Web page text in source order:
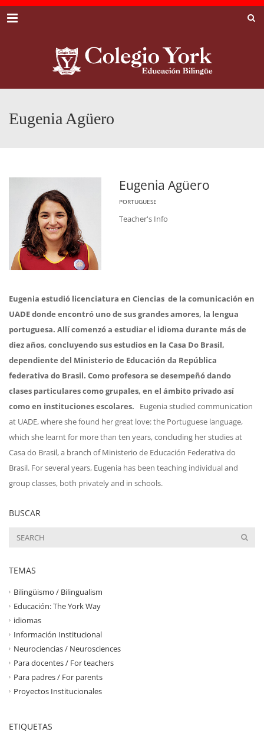
Menu
Eugenia Agüero
Eugenia Agüero
PORTUGUESE
Teacher's Info
Eugenia estudió licenciatura en Ciencias de la comunicación en
UADE donde encontró uno de sus grandes amores, la lengua
portuguesa. Allí comenzó a estudiar el idioma durante más de
diez años, concluyendo sus estudios en la Casa Do Brasil,
dependiente del Ministerio de Educación da República
federativa do Brasil. Como profesora se desempeñó dando
clases particulares como grupales, en el ámbito privado así
como en instituciones escolares. Eugenia studied communication
at UADE, where she found her great love: the Portuguese language,
which she learnt for more than ten years, concluding her studies at
Casa do Brasil, a branch of Ministerio de Educación Federativa do
Brasil. For several years, Eugenia has been teaching individual and
group classes, both privately and in schools.
BUSCAR
TEMAS
Bilingüismo / Bilingualism
Educación: The York Way
idiomas
Información Institucional
Neurociencias / Neurosciences
Para docentes / For teachers
Para padres / For parents
Proyectos Institucionales
ETIQUETAS